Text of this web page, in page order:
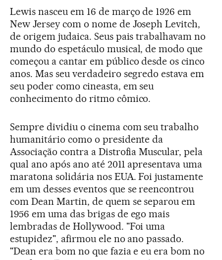
Lewis nasceu em 16 de março de 1926 em
New Jersey com o nome de Joseph Levitch,
de origem judaica. Seus pais trabalhavam no
mundo do espetáculo musical, de modo que
começou a cantar em público desde os cinco
anos. Mas seu verdadeiro segredo estava em
seu poder como cineasta, em seu
conhecimento do ritmo cômico.
Sempre dividiu o cinema com seu trabalho
humanitário como o presidente da
Associação contra a Distrofia Muscular, pela
qual ano após ano até 2011 apresentava uma
maratona solidária nos EUA. Foi justamente
em um desses eventos que se reencontrou
com Dean Martin, de quem se separou em
1956 em uma das brigas de ego mais
lembradas de Hollywood. "Foi uma
estupidez", afirmou ele no ano passado.
"Dean era bom no que fazia e eu era bom no